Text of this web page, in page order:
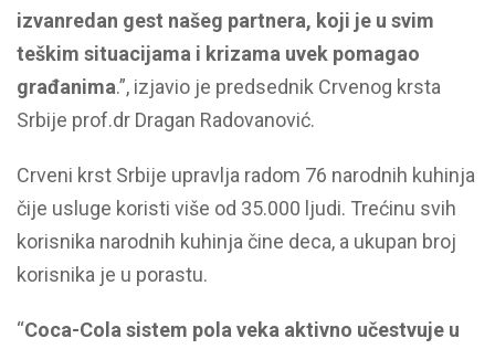
izvanredan gest našeg partnera, koji je u svim
teškim situacijama i krizama uvek pomagao
građanima.”, izjavio je predsednik Crvenog krsta
Srbije prof.dr Dragan Radovanović.
Crveni krst Srbije upravlja radom 76 narodnih kuhinja
čije usluge koristi više od 35.000 ljudi. Trećinu svih
korisnika narodnih kuhinja čine deca, a ukupan broj
korisnika je u porastu.
“Coca-Cola sistem pola veka aktivno učestvuje u